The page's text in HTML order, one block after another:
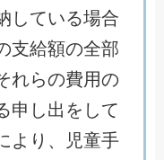
している場合
支給額の全部
れらの費用の
申し出をして
より、児童手